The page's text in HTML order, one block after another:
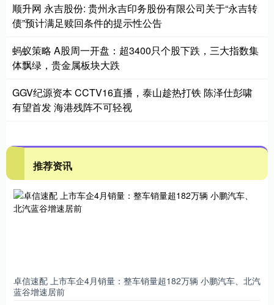
顺升网 永吉股份: 贵州永吉印务股份有限公司关于“永吉转
债”预计满足赎回条件的提示性公告
蚂蚁策略 A股周一开盘：超3400只个股下跌，三大指数集
体飘绿，贵金属板块大跌
GGV纪源资本 CCTV16直播，泰山趁热打铁 陈泽仕彭啸
有望首发 海港残阵不可轻视
推荐资讯
卓信速配 上市车企4月销量：整车销量超182万辆 小鹏汽车、北汽
蓝谷增速居前